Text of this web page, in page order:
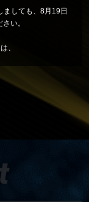
ましても、8月19日
い。
、